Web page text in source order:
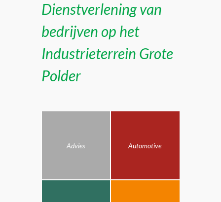
Dienstverlening van
bedrijven op het
Industrieterrein Grote
Polder
Advies Automotive